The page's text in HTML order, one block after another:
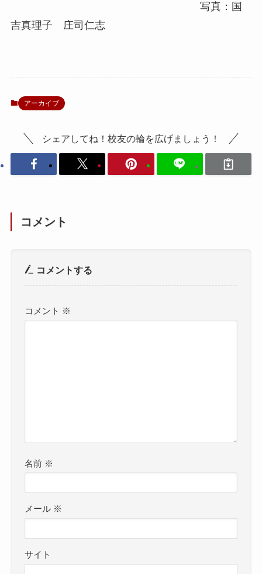
写真：国
吉真理子 庄司仁志
アーカイブ
シェアしてね！校友の輪を広げましょう！
コメント
コメントする
コメント ※
名前 ※
メール ※
サイト